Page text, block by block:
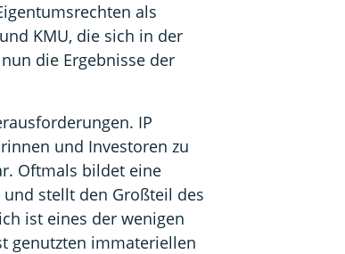
als
KMU, die sich in der
die Ergebnisse der
IP
und Investoren zu
Oftmals bildet eine
stellt den Großteil des
ist eines der wenigen
genutzten immateriellen